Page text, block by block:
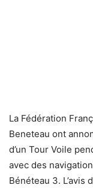
La Fédération
Beneteau ont
d’un Tour Voile
avec des
Bénéteau 3.